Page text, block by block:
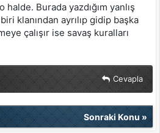
halde. Burada yazdığım yanlış
klanından ayrılıp gidip başka
çalışır ise savaş kuralları
Cevapla
Sonraki Konu»